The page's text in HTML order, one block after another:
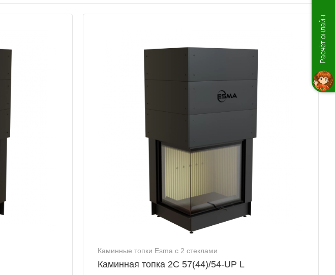
Каминные топки Esma с 2 стеклами
Каминная топка 2С 57(44)/54-UP L
Расчёт онлайн